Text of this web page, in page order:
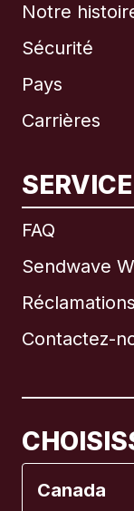
Notre
Sécurité
Pays
Carrières
FAQ
Sendwave
Contactez-
Canada
Brésil